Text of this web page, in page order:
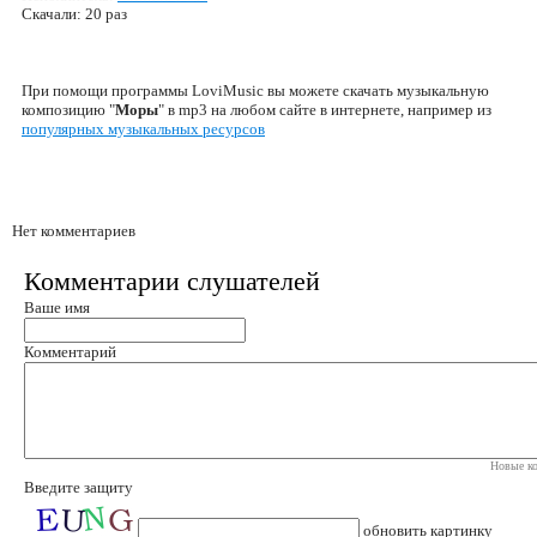
Скачали: 20 раз
При помощи программы LoviMusic вы можете скачать музыкальную
композицию "Моры" в mp3 на любом сайте в интернете, например из
популярных музыкальных ресурсов
Нет комментариев
Комментарии слушателей
Ваше имя
Комментарий
Новые
Введите защиту
обновить картинку